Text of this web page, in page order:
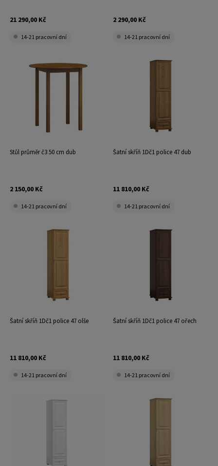
21 290,00 Kč
14-21 pracovní dní
2 290,00 Kč
14-21 pracovní dní
Stůl průměr č3 50 cm dub
2 150,00 Kč
14-21 pracovní dní
Šatní skříň 1Dč1 police 47 dub
11 810,00 Kč
14-21 pracovní dní
Šatní skříň 1Dč1 police 47 olše
11 810,00 Kč
14-21 pracovní dní
Šatní skříň 1Dč1 police 47 ořech
11 810,00 Kč
14-21 pracovní dní